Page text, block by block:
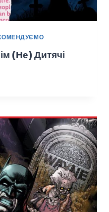
(не) Дитячі